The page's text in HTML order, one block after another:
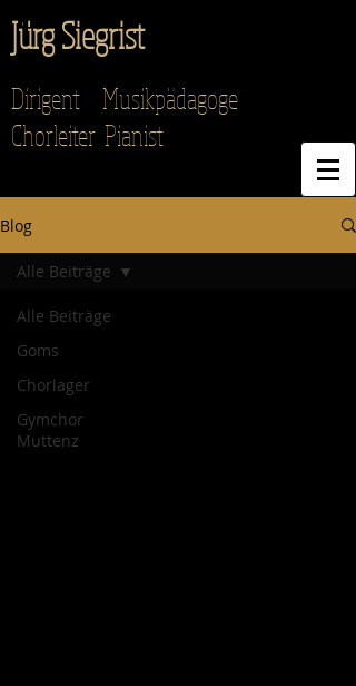
Jürg Siegrist
Dirigent Musikpädagoge
Chorleiter Pianist
Blog
Alle Beiträge
Goms
Chorlager
Gymchor
Muttenz
Alle Beiträge